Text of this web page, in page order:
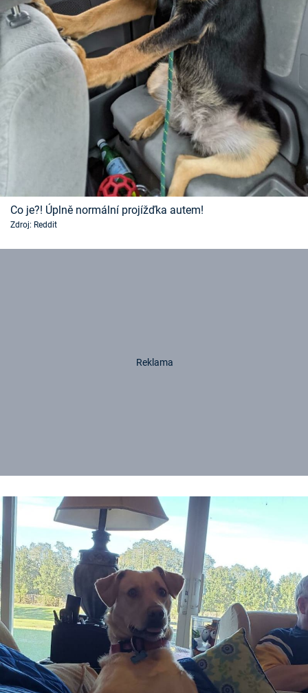
Co je?! Úplně normální projížďka autem!
Zdroj: Reddit